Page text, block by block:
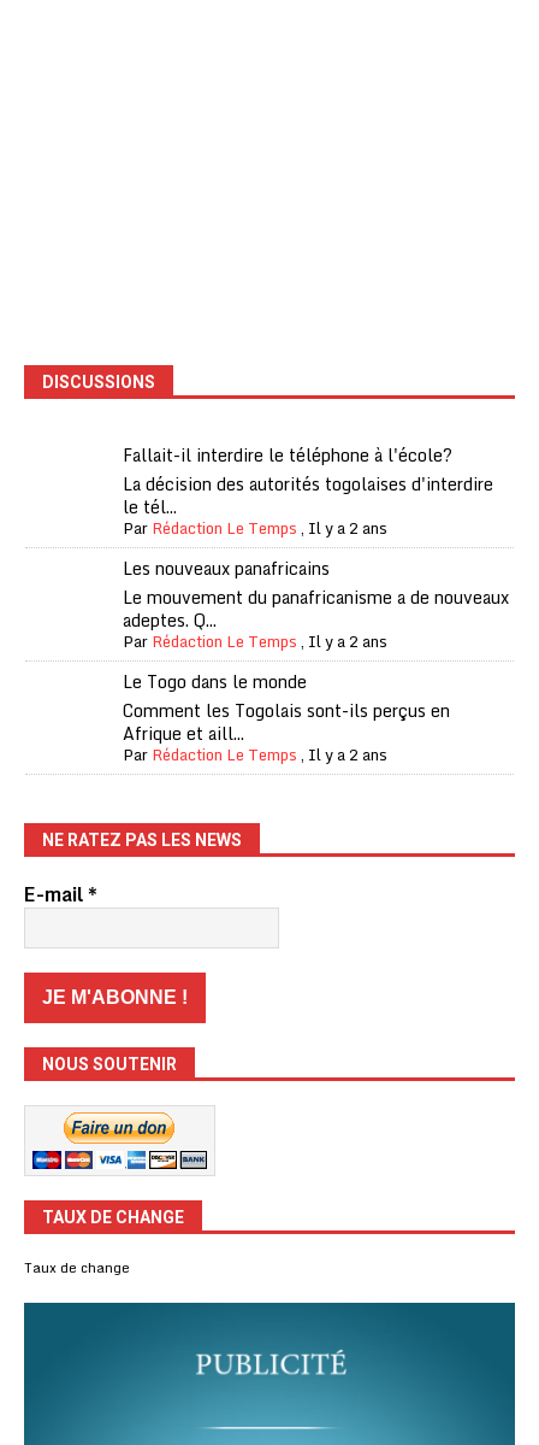
DISCUSSIONS
Fallait-il interdire le téléphone à l'école?
La décision des autorités togolaises d'interdire
le tél...
ParRédaction Le Temps, Il y a 2 ans
Les nouveaux panafricains
Le mouvement du panafricanisme a de nouveaux
adeptes. Q...
ParRédaction Le Temps, Il y a 2 ans
Le Togo dans le monde
Comment les Togolais sont-ils perçus en
Afrique et aill...
ParRédaction Le Temps, Il y a 2 ans
NE RATEZ PAS LES NEWS
E-mail*
NOUS SOUTENIR
TAUX DE CHANGE
Taux de change